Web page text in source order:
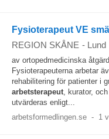
Fysioterapeut VE
REGION SKÅNE - Lund
av ortopedmedicinska
Fysioterapeuterna arbetar
rehabilitering för patienter i
arbetsterapeut, kurator,
utvärderas enligt...
arbetsformedlingen.se - 1